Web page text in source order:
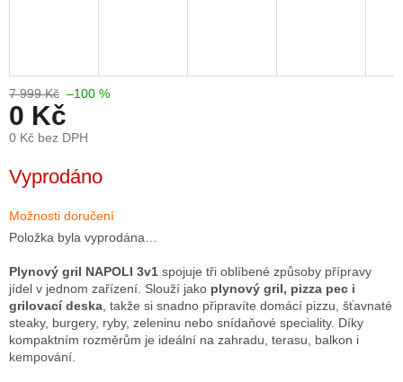
7 999 Kč –100 %
0 Kč
0 Kč bez DPH
cena:
Vyprodáno
Možnosti doručení
Položka byla vyprodána…
Plynový gril NAPOLI 3v1 spojuje tři oblíbené způsoby přípravy
jídel v jednom zařízení. Slouží jako plynový gril, pizza pec i
grilovací deska, takže si snadno připravíte domácí pizzu, šťavnaté
steaky, burgery, ryby, zeleninu nebo snídaňové speciality. Díky
kompaktním rozměrům je ideální na zahradu, terasu, balkon i
kempování.